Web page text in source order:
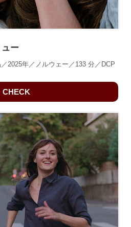
ー
2025年／ノルウェー／133 分／DCP
CHECK